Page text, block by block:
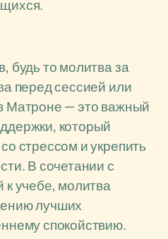
будь то молитва за
перед сессией или
Матроне — это важный
который
стрессом и укрепить
В сочетании с
к учебе, молитва
лучших
спокойствию.